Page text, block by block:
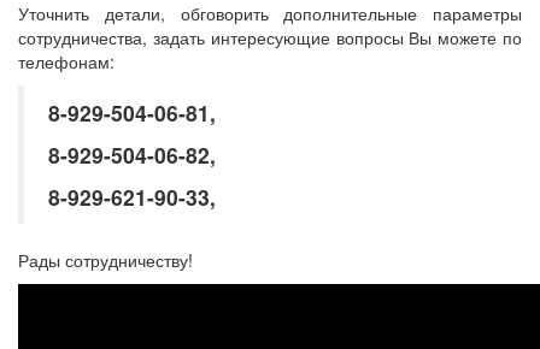
Уточнить детали, обговорить дополнительные параметры
сотрудничества, задать интересующие вопросы Вы можете по
телефонам:
8-929-504-06-81,
8-929-504-06-82,
8-929-621-90-33,
Рады сотрудничеству!